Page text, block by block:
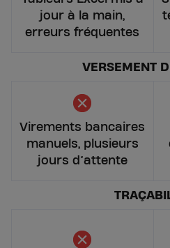
jour à la main,
erreurs fréquentes
VERSEMENT
Virements bancaires
manuels, plusieurs
jours d’attente